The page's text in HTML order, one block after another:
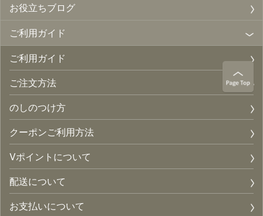
お役立ちブログ
ご利用ガイド
ご利用ガイド
ご注文方法
のしのつけ方
クーポンご利用方法
Vポイントについて
配送について
お支払いについて